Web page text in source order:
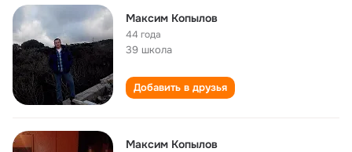
Максим Копылов
44 года
39 школа
Добавить в друзья
Максим Копылов